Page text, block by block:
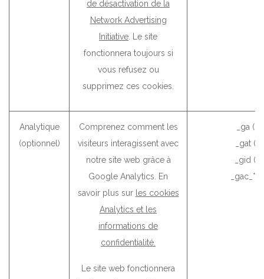
de désactivation de la
Network Advertising
Initiative . Le site
fonctionnera toujours si
vous refusez ou
supprimez ces cookies.
Analytique
(optionnel)
Comprenez comment les
visiteurs interagissent avec
notre site web grâce à
Google Analytics. En
savoir plus sur les cookies
Analytics et les
informations de
confidentialité.
Le site web fonctionnera
_ga
_gat
_gid
_gac_*